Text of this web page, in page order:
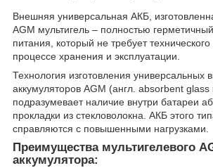
Внешняя универсальная АКБ,
AGM мультигель – полностью
питания, который не требует
процессе хранения и эксплуатации.
Технология изготовления универсальных
аккумуляторов AGM (англ. absorbent glass
подразумевает наличие внутри батареи
прокладки из стекловолокна. АКБ этого
справляются с повышенными нагрузками.
Преимущества мультигелевого
аккумулятора: